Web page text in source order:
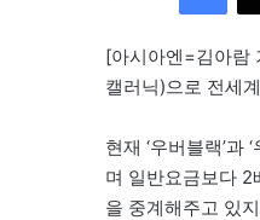
[아시아엔=김아람
캘러닉)으로 전세
현재 ‘우버블랙’과
며 일반요금보다 2
을 중계해주고 있